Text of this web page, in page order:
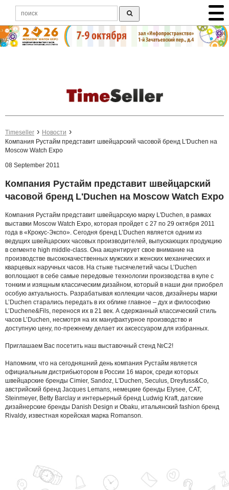
Timeseller
Новости
Компания Рустайм представит швейцарский часовой бренд L'Duchen на
Moscow Watch Expo
08 September 2011
Компания Рустайм представит швейцарский
часовой бренд L'Duchen на Moscow Watch Expo
Компания Рустайм представит швейцарскую марку L'Duchen, в рамках
выставки Moscow Watch Expo, которая пройдет с 27 по 29 октября 2011
года в «Крокус-Экспо». Сегодня бренд L’Duchen является одним из
ведущих швейцарских часовых производителей, выпускающих продукцию
в сегменте high middle-class. Она акцентирует свое внимание на
производстве высококачественных мужских и женских механических и
кварцевых наручных часов. На стыке тысячелетий часы L’Duchen
воплощают в себе самые передовые технологии производства в купе с
тонким и изящным классическим дизайном, который в наши дни приобрел
особую актуальность. Разрабатывая коллекции часов, дизайнеры марки
L’Duchen старались передать в их облике главное – дух и философию
L’Duchene&Fils, перенося их в 21 век. А сдержанный классический стиль
часов L’Duchen, несмотря на их мануфактурное производство и
доступную цену, по-прежнему делает их аксессуаром для избранных.
Приглашаем Вас посетить наш выставочный стенд №С2!
Напомним, что на сегодняшний день компания Рустайм является
официальным дистрибьютором в России 16 марок, среди которых
швейцарские бренды Cimier, Sandoz, L'Duchen, Seculus, Dreyfuss&Co,
австрийский бренд Jacques Lemans, немецкие бренды Elysee, CAT,
Steinmeyer, Betty Barclay и интерьерный бренд Ludwig Kraft, датские
дизайнерские бренды Danish Design и Obaku, итальянский fashion бренд
Rivaldy, известная корейская марка Romanson.